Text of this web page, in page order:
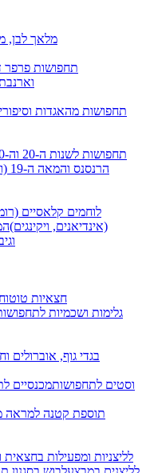
מלאך לבן,
תחפושות פרפר
תחפושות מהאגדות
תחפושות לשנות ה-20 וה-30 (גטסבי)
הרנסנס והמאה ה-19 (ויקטוריאני)
לוחמים קלאסיים
(אינדיאנים, ויקינגים)
חצאיות טוטו
גלימות ושכמיות
בגדי גוף, אוברולים
וסטים לתחפושותמכנסיים
תוספת קטנה למראה
לליצניות ומפעילות